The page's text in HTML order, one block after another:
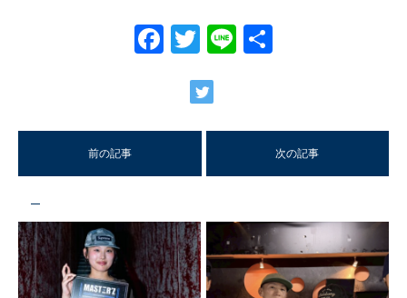
Facebook
Twitter
Line
前の記事 次の記事